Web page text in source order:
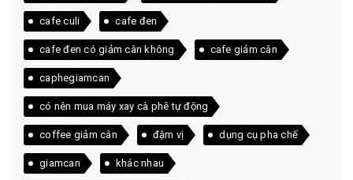
cafe culi cafe đen
cafe đen có giảm cân không cafe giảm cân
caphegiamcan
có nên mua máy xay cà phê tự động
coffee giảm cân đậm vị dụng cụ pha chế
giamcan khác nhau